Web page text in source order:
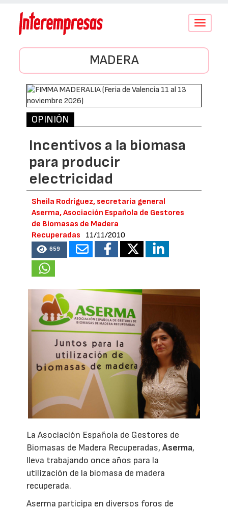
Conmutar
MADERA
OPINIÓN
Incentivos a la biomasa
para producir
electricidad
Sheila Rodríguez, secretaria general
Aserma, Asociación Española de Gestores
de Biomasas de Madera
Recuperadas
11/11/2010
659
La Asociación Española de Gestores de
Biomasas de Madera Recuperadas,Aserma,
lleva trabajando once años para la
utilización de la biomasa de madera
recuperada.
Aserma participa en diversos foros de